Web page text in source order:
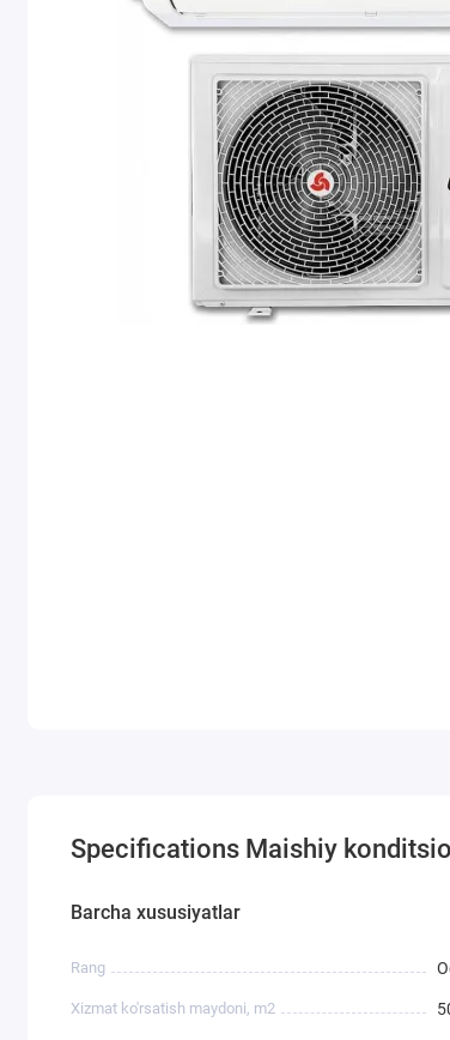
Specifications Maishiy
Barcha xususiyatlar
Rang
Xizmat ko'rsatish maydoni, m2